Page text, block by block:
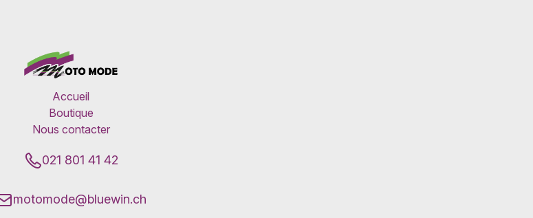
Accueil
Boutique
Nous contacter
021 801 41 42
motomode@bluewin.ch